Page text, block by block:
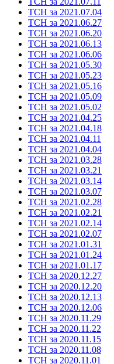
ТСН за 2021.07.04
ТСН за 2021.06.27
ТСН за 2021.06.20
ТСН за 2021.06.13
ТСН за 2021.06.06
ТСН за 2021.05.30
ТСН за 2021.05.23
ТСН за 2021.05.16
ТСН за 2021.05.09
ТСН за 2021.05.02
ТСН за 2021.04.25
ТСН за 2021.04.18
ТСН за 2021.04.11
ТСН за 2021.04.04
ТСН за 2021.03.28
ТСН за 2021.03.21
ТСН за 2021.03.14
ТСН за 2021.03.07
ТСН за 2021.02.28
ТСН за 2021.02.21
ТСН за 2021.02.14
ТСН за 2021.02.07
ТСН за 2021.01.31
ТСН за 2021.01.24
ТСН за 2021.01.17
ТСН за 2020.12.27
ТСН за 2020.12.20
ТСН за 2020.12.13
ТСН за 2020.12.06
ТСН за 2020.11.29
ТСН за 2020.11.22
ТСН за 2020.11.15
ТСН за 2020.11.08
ТСН за 2020.11.01